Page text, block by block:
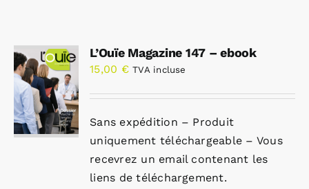
L’Ouïe Magazine 147 – ebook
15,00 € TVA incluse
Sans expédition – Produit
uniquement téléchargeable – Vous
recevrez un email contenant les
liens de téléchargement.